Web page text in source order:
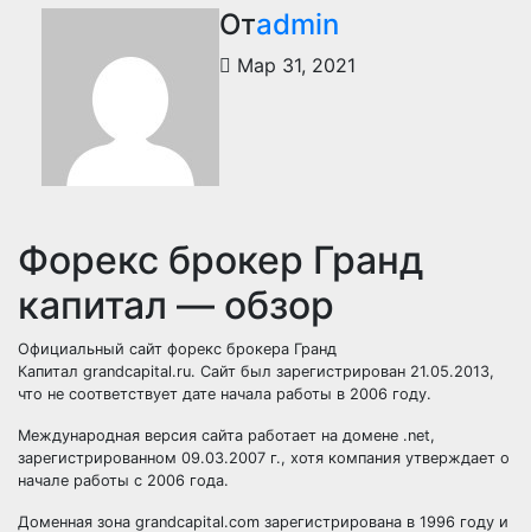
Отadmin
Мар 31, 2021
Форекс брокер Гранд
капитал — обзор
Официальный сайт форекс брокера Гранд
Капитал grandcapital.ru. Сайт был зарегистрирован 21.05.2013,
что не соответствует дате начала работы в 2006 году.
Международная версия сайта работает на домене .net,
зарегистрированном 09.03.2007 г., хотя компания утверждает о
начале работы с 2006 года.
Доменная зона grandcapital.com зарегистрирована в 1996 году и